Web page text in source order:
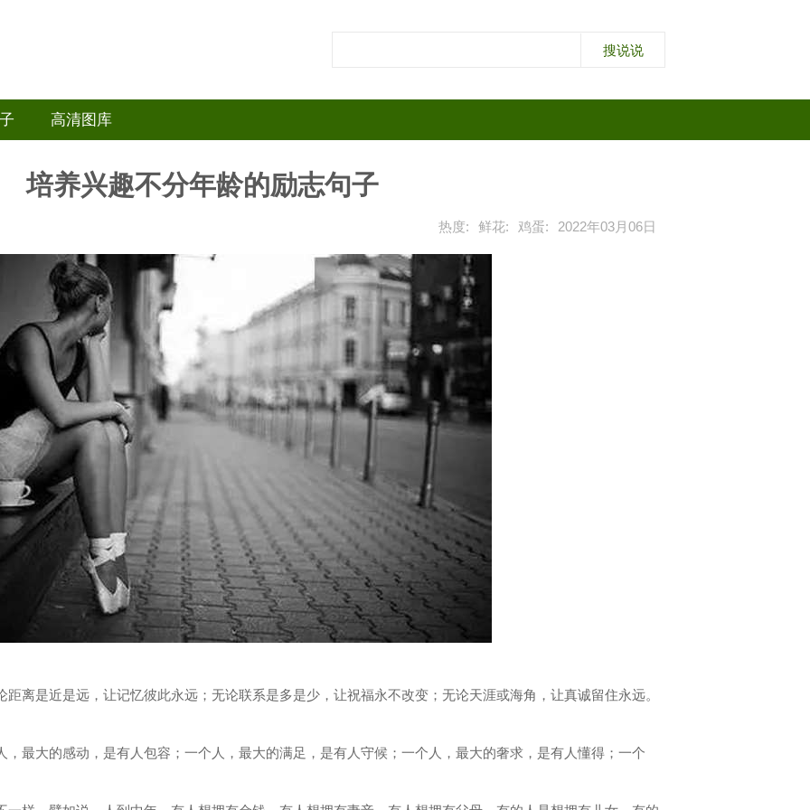
高清图库
培养兴趣不分年龄的励志句子
热度: 鲜花: 鸡蛋: 2022年03月06日
离是近是远，让记忆彼此永远；无论联系是多是少，让祝福永不改变；无论天涯或海角，让真诚留住永远。
最大的感动，是有人包容；一个人，最大的满足，是有人守候；一个人，最大的奢求，是有人懂得；一个